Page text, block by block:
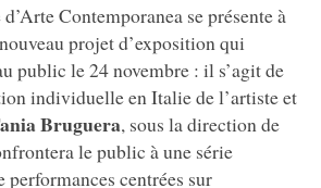
Contemporanea se présente à
projet d’exposition qui
public le 24 novembre : il s’agit de
individuelle en Italie de l’artiste et
Bruguera, sous la direction de
le public à une série
performances centrées sur